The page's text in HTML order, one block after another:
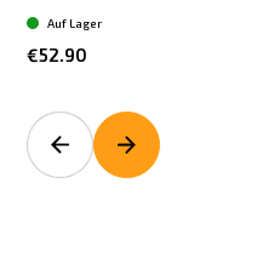
€52.90
Auf Lager